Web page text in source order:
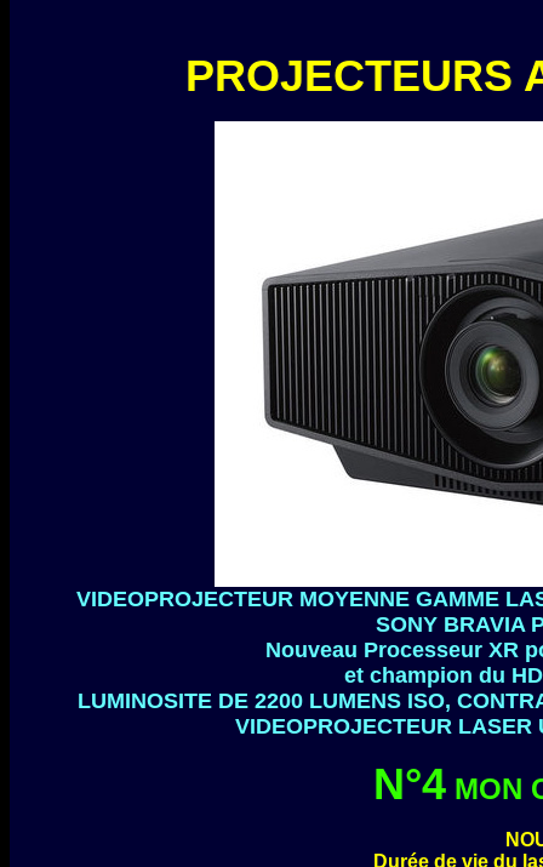
PROJECTEURS
VIDEOPROJECTEUR MOYENNE GAMME
SONY BRAVIA
Nouveau Processeur XR
et champion du
LUMINOSITE DE 2200 LUMENS ISO,
VIDEOPROJECTEUR
N°4MON
Durée de vie du